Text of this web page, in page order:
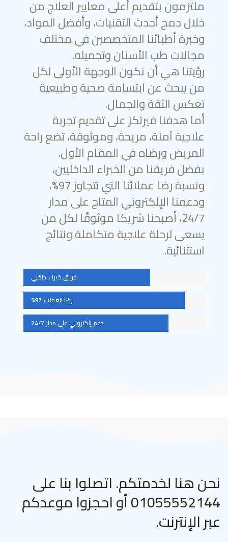
ملتزمون بتقديم أعلى معايير العلاج من
خلال دمج أحدث التقنيات، وأفضل المواد،
وخبرة أطبائنا المتخصصين في مختلف
مجالات طب الأسنان وتجميله.
رؤيتنا هي أن نكون الوجهة الأولى لكل
من يبحث عن ابتسامة صحية وطبيعية
تعكس الثقة والجمال.
أما هدفنا فيرتكز على تقديم تجربة
علاجية آمنة، مريحة، وموثوقة، تضع راحة
المريض ورضاه في المقام الأول.
بفضل فريقنا من الخبراء الداخليين،
ونسبة رضا عملائنا التي تتجاوز 97%،
ودعمنا الإلكتروني المتاح على مدار
24/7، أصبحنا شريكًا موثوقًا لكل من
يسعى لرحلة علاجية متكاملة ونتائج
استثنائية.
فريق خبراء داخلي
رضا العملاء 97%
دعم إلكتروني على مدار 24/7
نحن هنا لخدمتكم. اتصلوا بنا على
01055552144 أو احجزوا موعدكم
عبر الإنترنت.